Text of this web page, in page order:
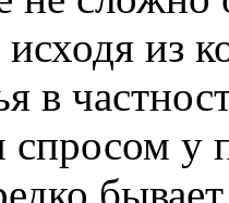
из
в
у